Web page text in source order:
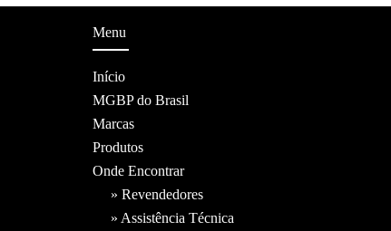
Menu
Início
MGBP do Brasil
Marcas
Produtos
Onde Encontrar
» Revendedores
» Assistência Técnica